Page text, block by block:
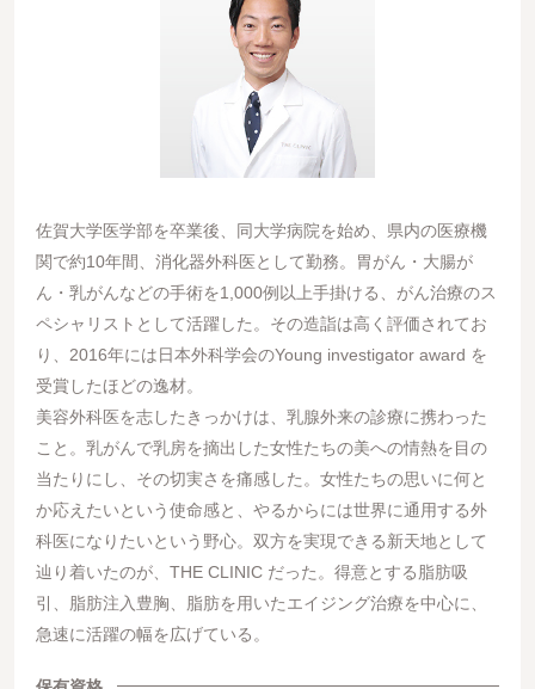
佐賀大学医学部を卒業後、同大学病院を始め、県内の医療機
関で約10年間、消化器外科医として勤務。胃がん・大腸が
ん・乳がんなどの手術を1,000例以上手掛ける、がん治療のス
ペシャリストとして活躍した。その造詣は高く評価されてお
り、2016年には日本外科学会のYoung investigator award を
受賞したほどの逸材。
美容外科医を志したきっかけは、乳腺外来の診療に携わった
こと。乳がんで乳房を摘出した女性たちの美への情熱を目の
当たりにし、その切実さを痛感した。女性たちの思いに何と
か応えたいという使命感と、やるからには世界に通用する外
科医になりたいという野心。双方を実現できる新天地として
辿り着いたのが、THE CLINIC だった。得意とする脂肪吸
引、脂肪注入豊胸、脂肪を用いたエイジング治療を中心に、
急速に活躍の幅を広げている。